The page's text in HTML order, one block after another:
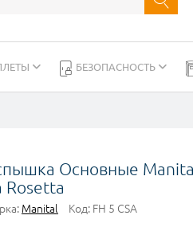
БЕЗОПАСНОСТЬ
Основные
Rosetta
Manital Код: FH 5 CSA